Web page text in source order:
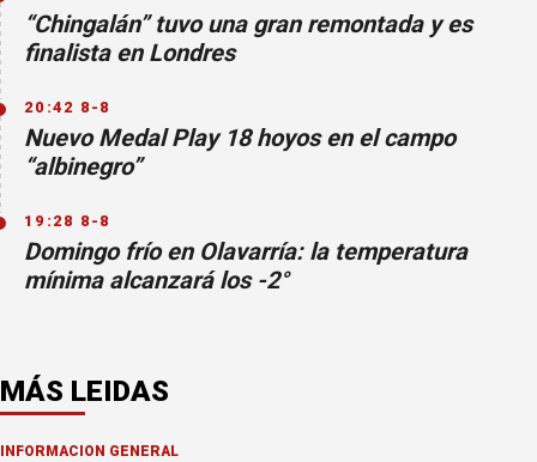
“Chingalán” tuvo una gran remontada y es
finalista en Londres
20:42 8-8
Nuevo Medal Play 18 hoyos en el campo
“albinegro”
19:28 8-8
Domingo frío en Olavarría: la temperatura
mínima alcanzará los -2°
MÁS LEIDAS
INFORMACION GENERAL